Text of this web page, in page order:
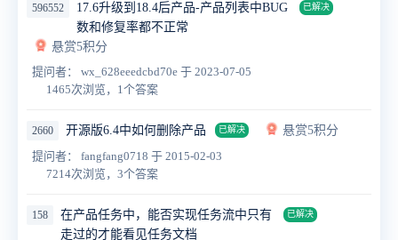
596552
17.6升级到18.4后产品-产品列表中BUG
数和修复率都不正常
已解决
悬赏5积分
提问者： wx_628eeedcbd70e 于 2023-07-05
1465次浏览，1个答案
2660 开源版6.4中如何删除产品 已解决
悬赏5积分
提问者： fangfang0718 于 2015-02-03
7214次浏览，3个答案
158
在产品任务中，能否实现任务流中只有
走过的才能看见任务文档
已解决